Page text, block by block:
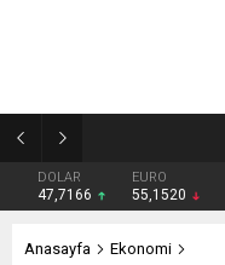
DOLAR
47,7166
EURO
55,1520
Anasayfa
Ekonomi